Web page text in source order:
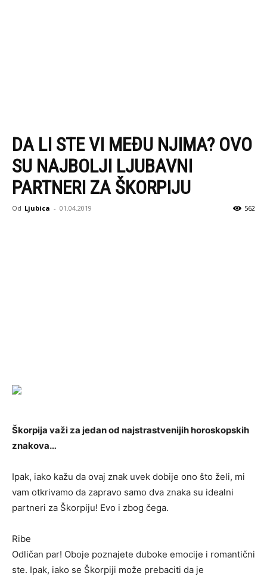
DA LI STE VI MEĐU NJIMA? OVO
SU NAJBOLJI LJUBAVNI
PARTNERI ZA ŠKORPIJU
Od Ljubica - 01.04.2019 562
Škorpija važi za jedan od najstrastvenijih horoskopskih
znakova…
Ipak, iako kažu da ovaj znak uvek dobije ono što želi, mi
vam otkrivamo da zapravo samo dva znaka su idealni
partneri za Škorpiju! Evo i zbog čega.
Ribe
Odličan par! Oboje poznajete duboke emocije i romantični
ste. Ipak, iako se Škorpiji može prebaciti da je